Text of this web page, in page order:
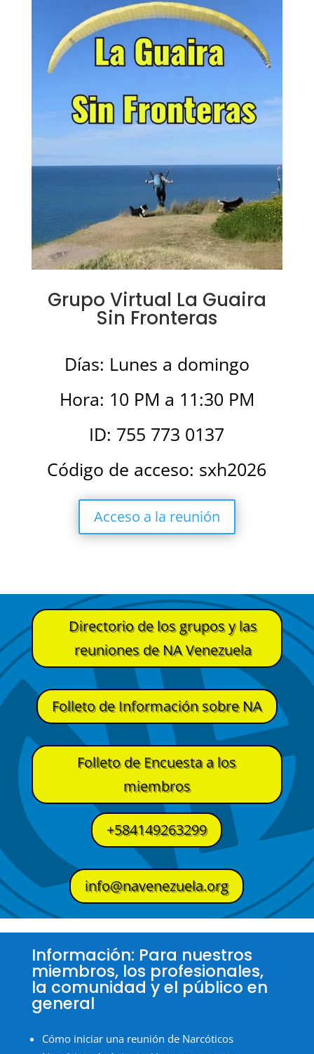
Grupo Virtual La Guaira
Sin Fronteras
Días: Lunes a domingo
Hora: 10 PM a 11:30 PM
ID: 755 773 0137
Código de acceso: sxh2026
Acceso a la reunión
Directorio de los grupos y las
reuniones de NA Venezuela
Folleto de Información sobre NA
Folleto de Encuesta a los
miembros
+584149263299
info@navenezuela.org
Información: Para nuestros
miembros, los profesionales,
la comunidad y el público en
general
Cómo iniciar una reunión de Narcóticos